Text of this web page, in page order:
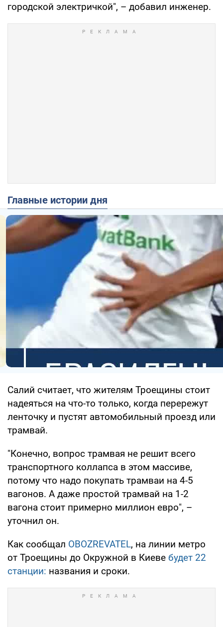
городской электричкой", – добавил инженер.
Главные истории дня
Салий считает, что жителям Троещины стоит
надеяться на что-то только, когда перережут
ленточку и пустят автомобильный проезд или
трамвай.
"Конечно, вопрос трамвая не решит всего
транспортного коллапса в этом массиве,
потому что надо покупать трамваи на 4-5
вагонов. А даже простой трамвай на 1-2
вагона стоит примерно миллион евро", –
уточнил он.
Как сообщал OBOZREVATEL, на линии метро
от Троещины до Окружной в Киеве будет 22
станции: названия и сроки.